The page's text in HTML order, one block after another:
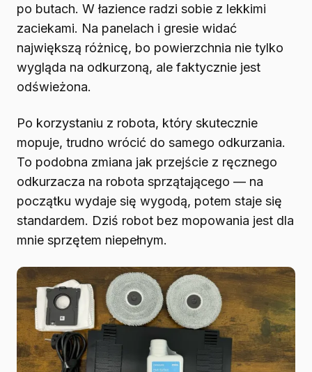
po butach. W łazience radzi sobie z lekkimi
zaciekami. Na panelach i gresie widać
największą różnicę, bo powierzchnia nie tylko
wygląda na odkurzoną, ale faktycznie jest
odświeżona.
Po korzystaniu z robota, który skutecznie
mopuje, trudno wrócić do samego odkurzania.
To podobna zmiana jak przejście z ręcznego
odkurzacza na robota sprzątającego — na
początku wydaje się wygodą, potem staje się
standardem. Dziś robot bez mopowania jest dla
mnie sprzętem niepełnym.